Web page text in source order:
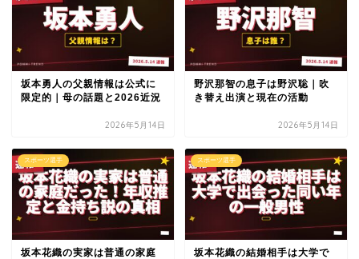
坂本勇人の父親情報は公式に
限定的｜母の話題と2026近況
2026年5月14日
野沢那智の息子は野沢聡｜吹
き替え出演と現在の活動
2026年5月14日
スポーツ選手
坂本花織の実家は普通の家庭
スポーツ選手
坂本花織の結婚相手は大学で